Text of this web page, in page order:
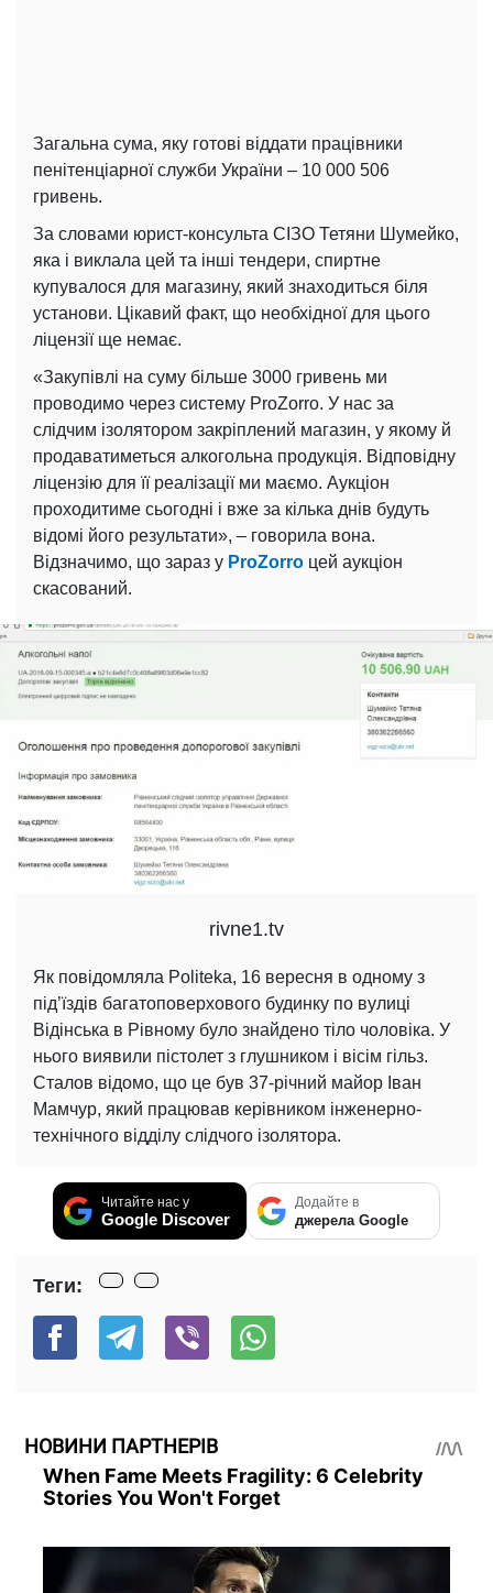
Загальна сума, яку готові віддати працівники
пенітенціарної служби України – 10 000 506
гривень.
За словами юрист-консульта СІЗО Тетяни Шумейко,
яка і виклала цей та інші тендери, спиртне
купувалося для магазину, який знаходиться біля
установи. Цікавий факт, що необхідної для цього
ліцензії ще немає.
«Закупівлі на суму більше 3000 гривень ми
проводимо через систему ProZorro. У нас за
слідчим ізолятором закріплений магазин, у якому й
продаватиметься алкогольна продукція. Відповідну
ліцензію для її реалізації ми маємо. Аукціон
проходитиме сьогодні і вже за кілька днів будуть
відомі його результати», – говорила вона.
Відзначимо, що зараз у ProZorro цей аукціон
скасований.
rivne1.tv
Як повідомляла Politeka, 16 вересня в одному з
під’їздів багатоповерхового будинку по вулиці
Відінська в Рівному було знайдено тіло чоловіка. У
нього виявили пістолет з глушником і вісім гільз.
Сталов відомо, що це був 37-річний майор Іван
Мамчур, який працював керівником інженерно-
технічного відділу слідчого ізолятора.
Читайте нас у
Google Discover
Додайте в
джерела Google
Теги:
НОВИНИ ПАРТНЕРІВ
When Fame Meets Fragility: 6 Celebrity
Stories You Won't Forget